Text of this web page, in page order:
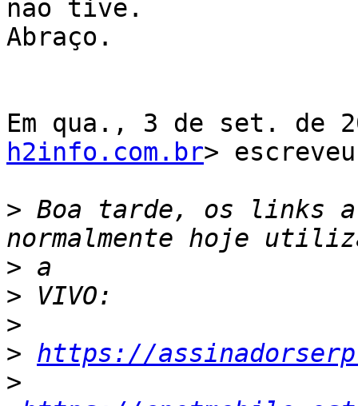
não tive.
Abraço.
Em qua., 3 de set. de
h2info.com.br>
> Boa tarde, os links a
>
>
>
> https://
>